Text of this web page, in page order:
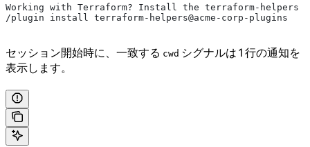
Working with Terraform? Install the terraform-helpers
/plugin install terraform-helpers@acme-corp-plugins
セッション開始時に、一致する cwd シグナルは 1 行の通知を
表示します。